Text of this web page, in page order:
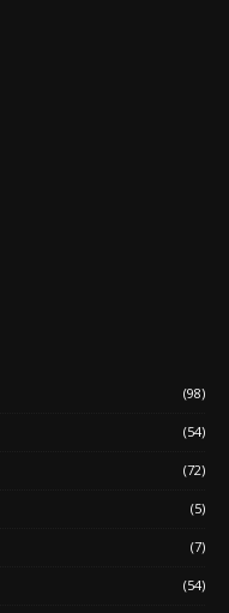
(98)
(54)
(72)
(5)
(7)
(54)